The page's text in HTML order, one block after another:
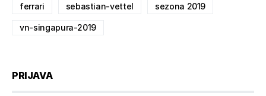
ferrari sebastian-vettel sezona 2019
vn-singapura-2019
PRIJAVA